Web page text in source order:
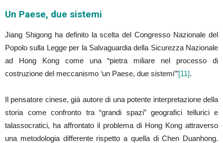
Un Paese, due sistemi
Jiang Shigong ha definito la scelta del Congresso Nazionale del
Popolo sulla Legge per la Salvaguardia della Sicurezza Nazionale
ad Hong Kong come una “pietra miliare nel processo di
costruzione del meccanismo ‘un Paese, due sistemi’”[11].
Il pensatore cinese, già autore di una potente interpretazione della
storia come confronto tra “grandi spazi” geografici tellurici e
talassocratici, ha affrontato il problema di Hong Kong attraverso
una metodologia differente rispetto a quella di Chen Duanhong.